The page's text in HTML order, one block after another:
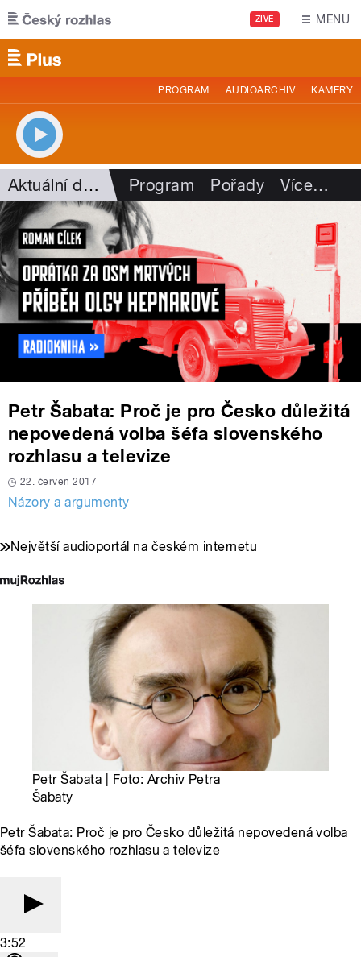
Přejít k hlavnímu obsahu
ŽIVĚ MENU
PROGRAM AUDIOARCHIV KAMERY
Aktuální dění Program Pořady Více…
Petr Šabata: Proč je pro Česko důležitá
nepovedená volba šéfa slovenského
rozhlasu a televize
22. červen 2017
Názory a argumenty
Největší audioportál na českém internetu
Petr Šabata | Foto: Archiv Petra
Šabaty
Petr Šabata: Proč je pro Česko důležitá nepovedená volba
šéfa slovenského rozhlasu a televize
3:52